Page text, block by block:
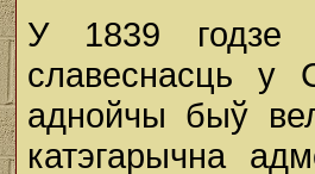
У 1839 годзе
славеснасць у
аднойчы быў
катэгарычна